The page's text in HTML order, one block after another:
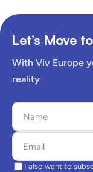
Let’s Move
With Viv Europe
reality
I also want to